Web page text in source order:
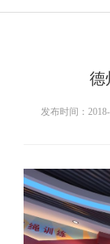
德
发布时间：